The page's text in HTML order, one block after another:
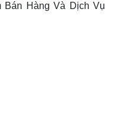
Bán Hàng Và Dịch Vụ